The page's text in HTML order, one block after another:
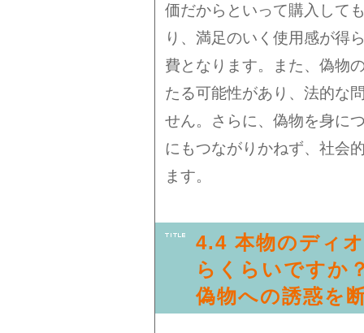
価だからといって購入して
り、満足のいく使用感が得
費となります。また、偽物
たる可能性があり、法的な
せん。さらに、偽物を身に
にもつながりかねず、社会
ます。
4.4 本物のディ
らくらいですか
偽物への誘惑を